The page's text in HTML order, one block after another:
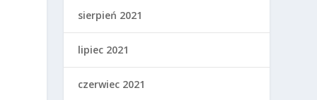
sierpień 2021
lipiec 2021
czerwiec 2021